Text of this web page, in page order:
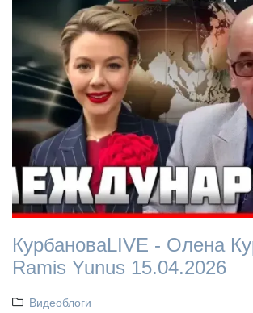
КурбановаLIVE - Олена
Ramis Yunus 15.04.2026
Видеоблоги